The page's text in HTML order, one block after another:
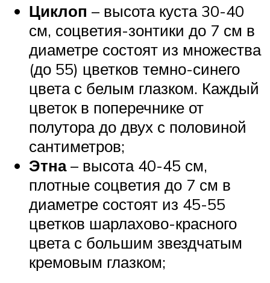
Циклоп – высота куста 30-40
см, соцветия-зонтики до 7 см в
диаметре состоят из множества
(до 55) цветков темно-синего
цвета с белым глазком. Каждый
цветок в поперечнике от
полутора до двух с половиной
сантиметров;
Этна– высота 40-45 см,
плотные соцветия до 7 см в
диаметре состоят из 45-55
цветков шарлахово-красного
цвета с большим звездчатым
кремовым глазком;